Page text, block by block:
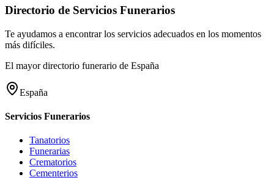
Directorio de Servicios Funerarios
Te ayudamos a encontrar los servicios adecuados en los momentos
más difíciles.
El mayor directorio funerario de España
España
Servicios Funerarios
Tanatorios
Funerarias
Crematorios
Cementerios